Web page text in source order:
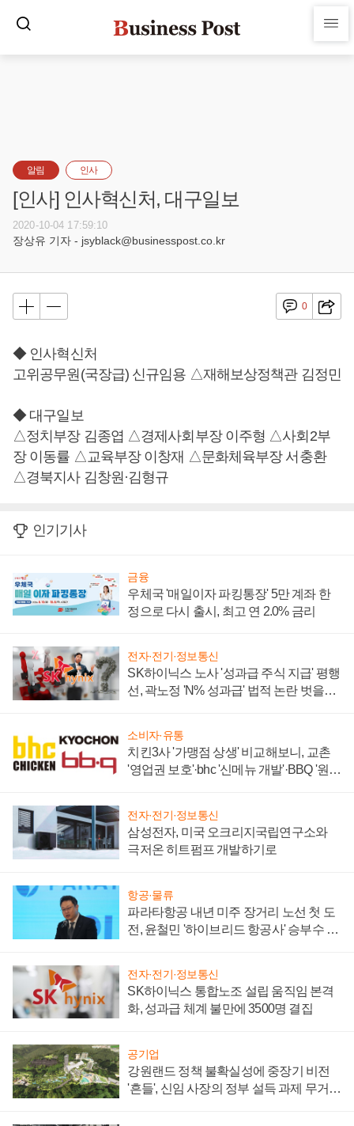
알림 인사
[인사] 인사혁신처, 대구일보
2020-10-04 17:59:10
장상유 기자 - jsyblack@businesspost.co.kr
0
◆ 인사혁신처
고위공무원(국장급) 신규임용 △재해보상정책관 김정민
◆ 대구일보
△정치부장 김종엽 △경제사회부장 이주형 △사회2부
장 이동률 △교육부장 이창재 △문화체육부장 서충환
△경북지사 김창원·김형규
인기기사
금융
우체국 '매일이자 파킹통장' 5만 계좌 한
정으로 다시 출시, 최고 연 2.0% 금리
전자·전기·정보통신
SK하이닉스 노사 '성과급 주식 지급' 평행
선, 곽노정 'N% 성과급' 법적 논란 벗을지
소비자·유통
치킨3사 '가맹점 상생' 비교해보니, 교촌
'영업권 보호'·bhc '신메뉴 개발'·BBQ '원가
전자·전기·정보통신
삼성전자, 미국 오크리지국립연구소와
극저온 히트펌프 개발하기로
항공·물류
파라타항공 내년 미주 장거리 노선 첫 도
전, 윤철민 '하이브리드 항공사' 승부수 통
전자·전기·정보통신
SK하이닉스 통합노조 설립 움직임 본격
화, 성과급 체계 불만에 3500명 결집
공기업
강원랜드 정책 불확실성에 중장기 비전
'흔들', 신임 사장의 정부 설득 과제 무거워